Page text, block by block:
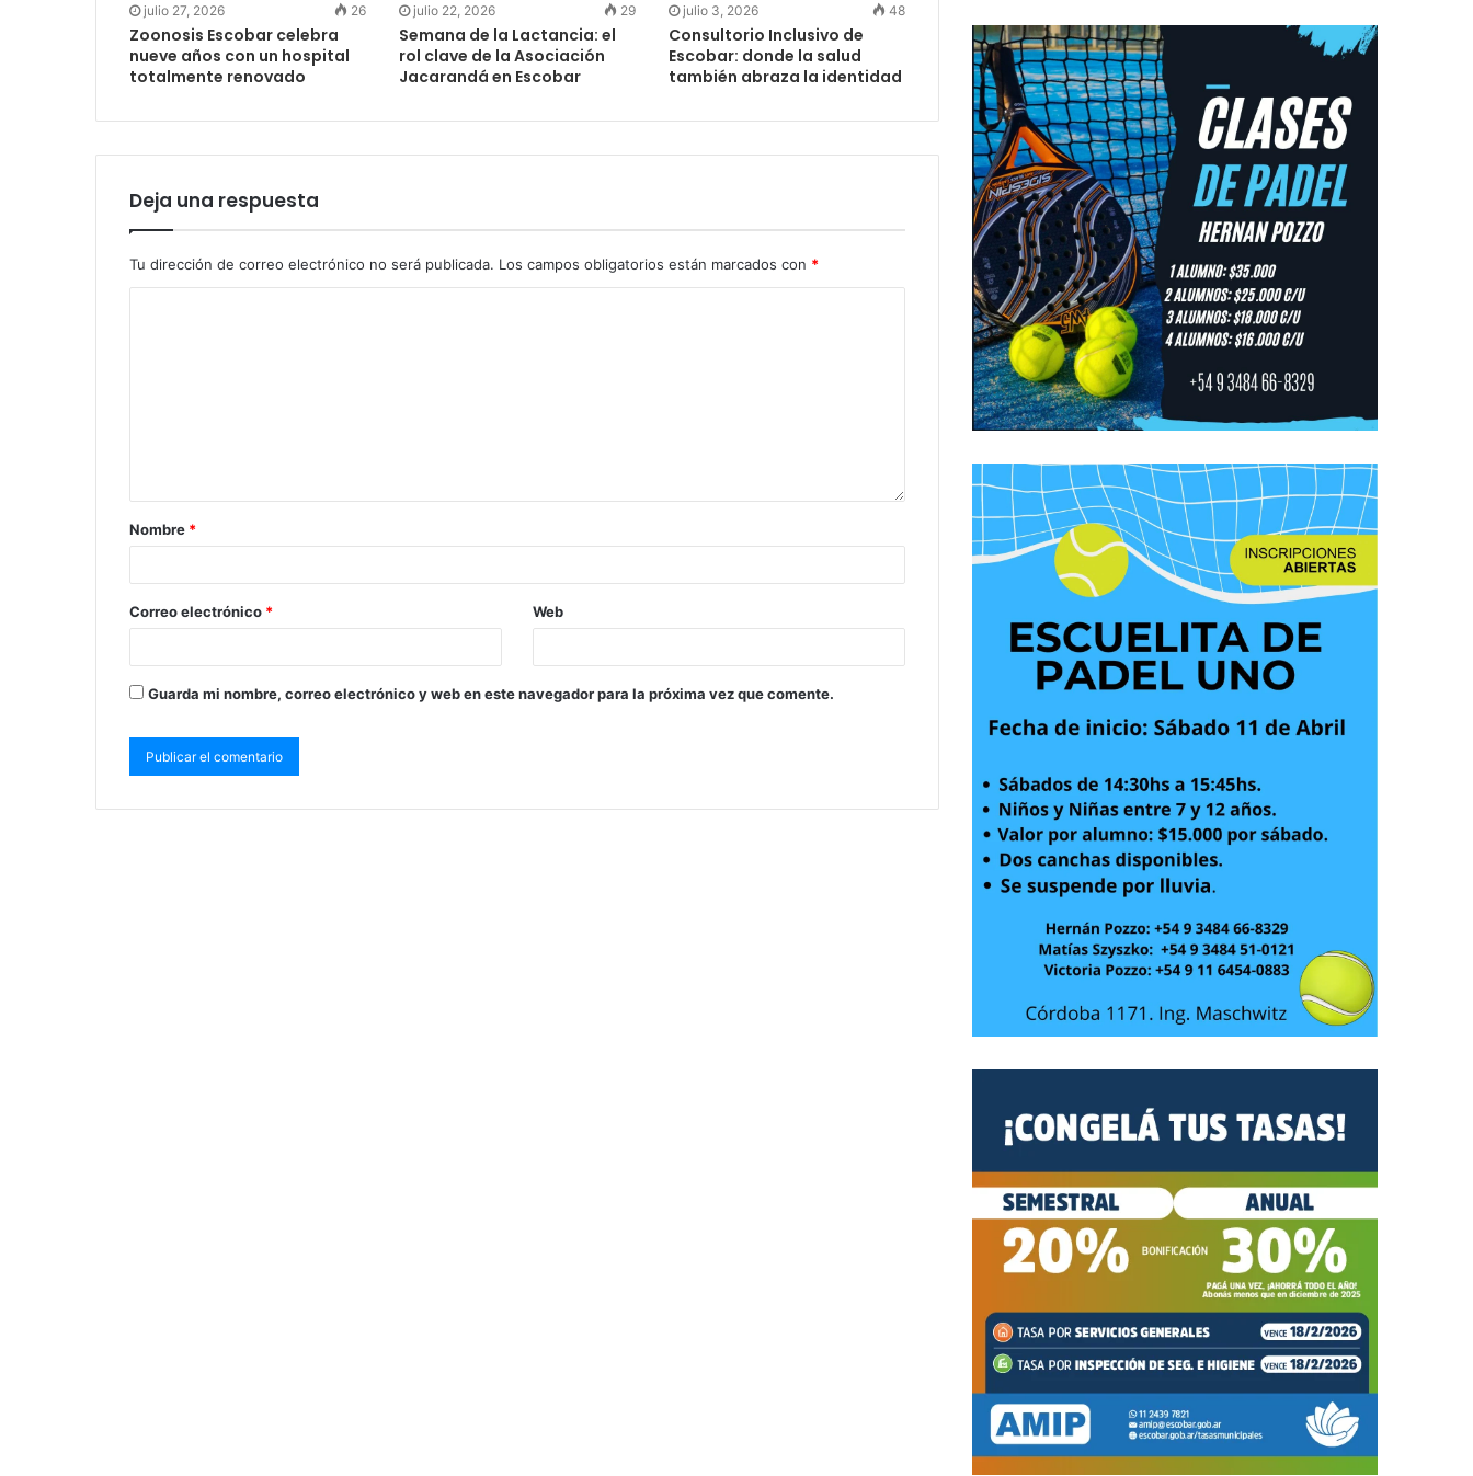
julio 27, 2026 26
Zoonosis Escobar celebra
nueve años con un hospital
totalmente renovado
julio 22, 2026 29
Semana de la Lactancia: el
rol clave de la Asociación
Jacarandá en Escobar
julio 3, 2026 48
Consultorio Inclusivo de
Escobar: donde la salud
también abraza la identidad
Deja una respuesta
Tu dirección de correo electrónico no será publicada. Los campos obligatorios están marcados con *
Nombre *
Correo electrónico * Web
Guarda mi nombre, correo electrónico y web en este navegador para la próxima vez que comente.